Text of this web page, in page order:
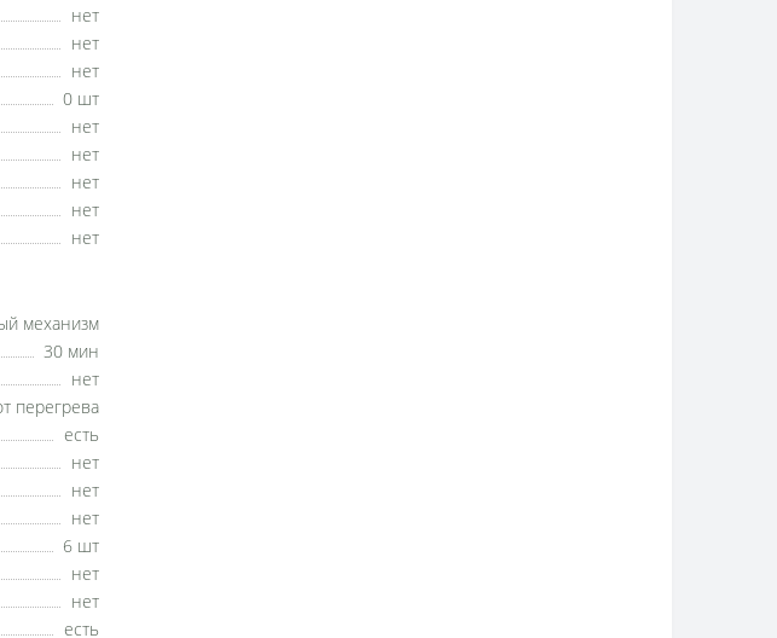
нет
нет
нет
0 шт
нет
нет
нет
нет
нет
механизм
30 мин
нет
перегрева
есть
нет
нет
нет
6 шт
нет
нет
есть